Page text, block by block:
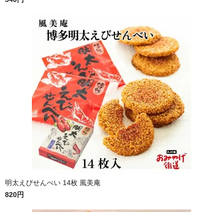
明太えびせんべい 14枚 風美庵
820円